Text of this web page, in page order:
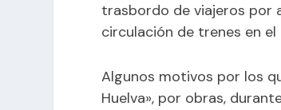
trasbordo de viajeros por
circulación de trenes en el
Algunos motivos por los
Huelva», por obras,